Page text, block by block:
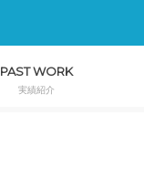
PAST WORK
実績紹介